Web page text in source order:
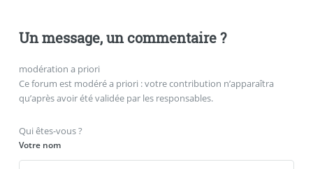
Un message, un commentaire ?
modération a priori
Ce forum est modéré a priori : votre contribution n’apparaîtra
qu’après avoir été validée par les responsables.
Qui êtes-vous ?
Votre nom